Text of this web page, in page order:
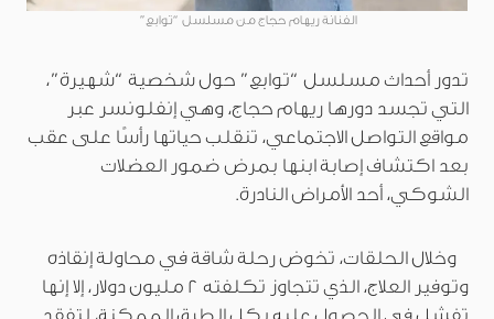
الفنانة ريهام حجاج من مسلسل “توابع”
تدور أحداث مسلسل “توابع” حول شخصية “شهيرة”،
التي تجسد دورها ريهام حجاج، وهي إنفلونسر عبر
مواقع التواصل الاجتماعي، تنقلب حياتها رأسًا على عقب
بعد اكتشاف إصابة ابنها بمرض ضمور العضلات
الشوكي، أحد الأمراض النادرة.
وخلال الحلقات، تخوض رحلة شاقة في محاولة إنقاذه
وتوفير العلاج، الذي تتجاوز تكلفته 2 مليون دولار، إلا إنها
تفشل في الحصول عليه بكل الطرق الممكنة، لتفقد